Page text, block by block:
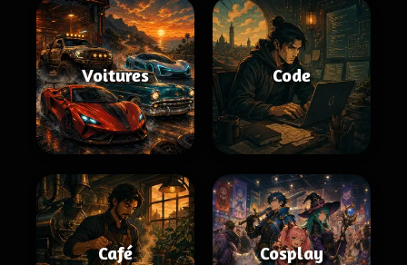
Voitures Code
Café Cosplay